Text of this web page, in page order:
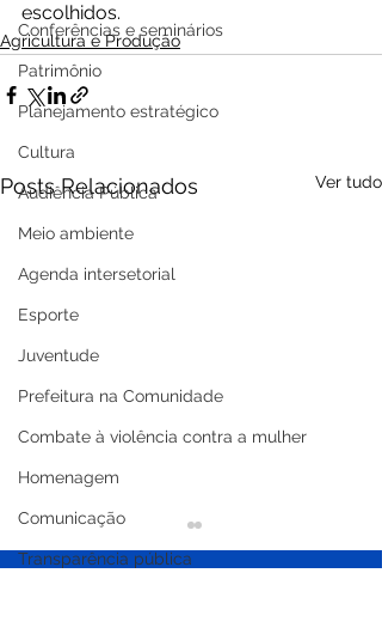
Conferências e seminários
Patrimônio
Planejamento estratégico
Cultura
Audiência Pública
Meio ambiente
Agenda intersetorial
Esporte
Juventude
Prefeitura na Comunidade
Combate à violência contra a mulher
Homenagem
Comunicação
Transparência pública
escolhidos.
Agricultura e Produção
Posts Relacionados Ver tudo